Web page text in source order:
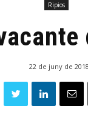
Ripios
22 de juny de 2018